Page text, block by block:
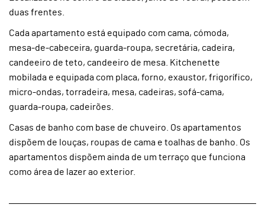
duas frentes.
Cada apartamento está equipado com cama, cómoda,
mesa-de-cabeceira, guarda-roupa, secretária, cadeira,
candeeiro de teto, candeeiro de mesa. Kitchenette
mobilada e equipada com placa, forno, exaustor, frigorífico,
micro-ondas, torradeira, mesa, cadeiras, sofá-cama,
guarda-roupa, cadeirões.
Casas de banho com base de chuveiro. Os apartamentos
dispõem de louças, roupas de cama e toalhas de banho. Os
apartamentos dispõem ainda de um terraço que funciona
como área de lazer ao exterior.